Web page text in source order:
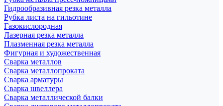
Гидрообразивная резка металла
Рубка листа на гильотине
Газокислородная
Лазерная резка металла
Плазменная резка металла
Фигурная и художественная
Сварка металлов
Сварка металлопроката
Сварка арматуры
Сварка швеллера
Сварка металлической балки